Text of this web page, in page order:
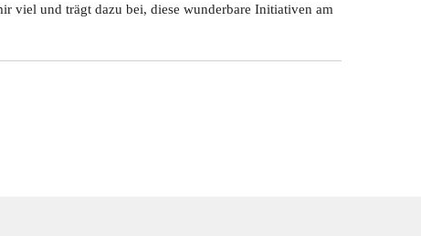
viel und trägt dazu bei, diese wunderbare Initiativen am